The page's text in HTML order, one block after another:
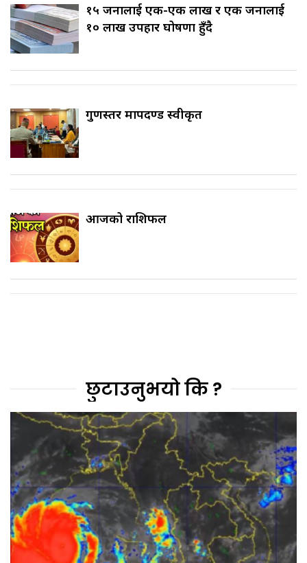
१५ जनालाई एक-एक लाख र एक जनालाई
१० लाख उपहार घोषणा हुँदै
गुणस्तर मापदण्ड स्वीकृत
आजको राशिफल
छुटाउनुभयो कि ?